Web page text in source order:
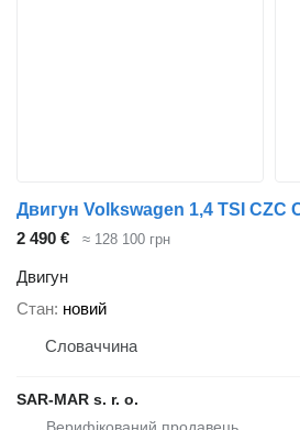
2 490 € ≈ 128 100 грн
Двигун
Стан новий
Словаччина
SAR-MAR s. r. o.